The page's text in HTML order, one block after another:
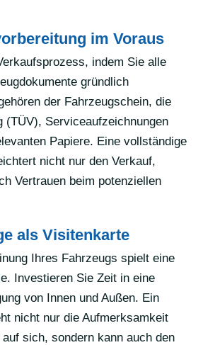
im Voraus
indem Sie alle
gründlich
der Fahrzeugschein, die
(TÜV), Serviceaufzeichnungen
Papiere. Eine vollständige
nicht nur den Verkauf,
Vertrauen beim potenziellen
als Visitenkarte
Ihres Fahrzeugs spielt eine
Investieren Sie Zeit in eine
von Innen und Außen. Ein
nicht nur die Aufmerksamkeit
sich, sondern kann auch den